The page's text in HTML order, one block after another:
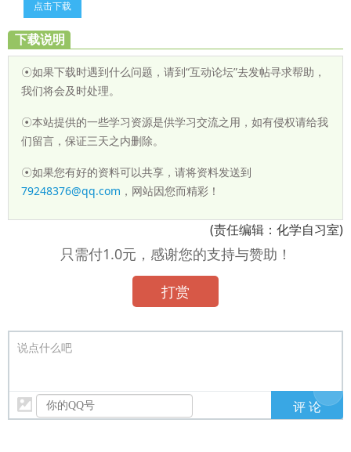
点击下载
下载说明
☉如果下载时遇到什么问题，请到“互动论坛”去发帖寻求帮助，
我们将会及时处理。
☉本站提供的一些学习资源是供学习交流之用，如有侵权请给我
们留言，保证三天之内删除。
☉如果您有好的资料可以共享，请将资料发送到
79248376@qq.com ，网站因您而精彩！
(责任编辑：化学自习室)
只需付1.0元，感谢您的支持与赞助！
打赏
说点什么吧